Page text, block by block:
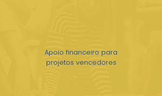
Apoio financeiro para
projetos vencedores